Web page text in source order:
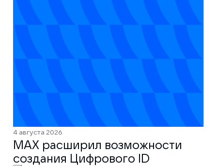
4 августа 2026
MAX расширил возможности
создания Цифрового ID